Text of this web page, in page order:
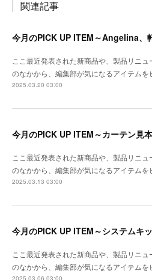
関連記事
ここ最近発表された新商品や、製品リニュ
のなかから、編集部が気になるアイテム
2025.03.20 03:00
ここ最近発表された新商品や、製品リニュ
のなかから、編集部が気になるアイテム
2025.03.13 03:00
ここ最近発表された新商品や、製品リニュ
のなかから、編集部が気になるアイテム